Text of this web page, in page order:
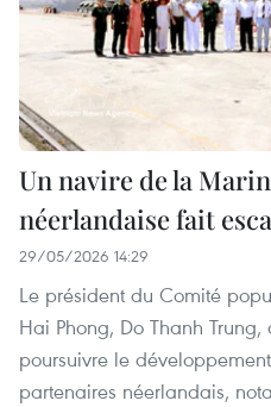
Un navire de la
néerlandaise fait
29/05/2026 14:29
Le président du Comité
Hai Phong, Do Thanh
poursuivre le
partenaires néerlandais,